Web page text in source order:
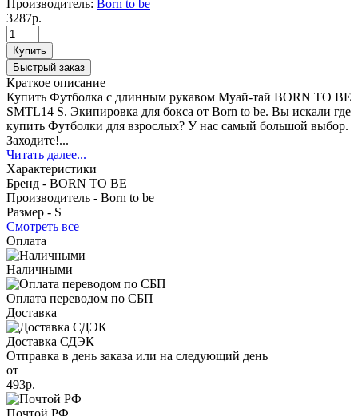
Производитель: Born to be
3287р.
Купить
Быстрый заказ
Краткое описание
Купить Футболка с длинным рукавом Муай-тай BORN TO BE
SMTL14 S. Экипировка для бокса от Born to be. Вы искали где
купить Футболки для взрослых? У нас самый большой выбор.
Заходите!...
Читать далее...
Характеристики
Бренд - BORN TO BE
Производитель - Born to be
Размер - S
Смотреть все
Оплата
Наличными
Оплата переводом по СБП
Доставка
Доставка СДЭК
Отправка в день заказа или на следующий день
от
493р.
Почтой РФ